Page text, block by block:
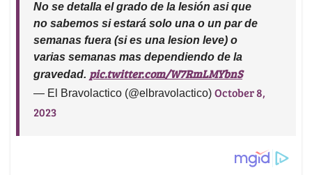
No se detalla el grado de la lesión asi que
no sabemos si estará solo una o un par de
semanas fuera (si es una lesion leve) o
varias semanas mas dependiendo de la
gravedad. pic.twitter.com/W7RmLMYbnS
— El Bravolactico (@elbravolactico) October 8,
2023